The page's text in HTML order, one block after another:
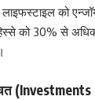
को
को 30% से
(Investments